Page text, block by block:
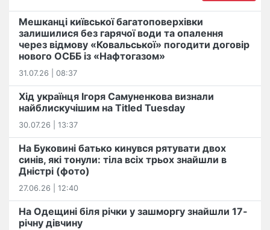
Мешканці київської багатоповерхівки
залишилися без гарячої води та опалення
через відмову «Ковальської» погодити договір
нового ОСББ із «Нафтогазом»
31.07.26 | 08:37
Хід українця Ігоря Самуненкова визнали
найблискучішим на Titled Tuesday
30.07.26 | 13:37
На Буковині батько кинувся рятувати двох
синів, які тонули: тіла всіх трьох знайшли в
Дністрі (фото)
27.06.26 | 12:40
На Одещині біля річки у зашморгу знайшли 17-
річну дівчину